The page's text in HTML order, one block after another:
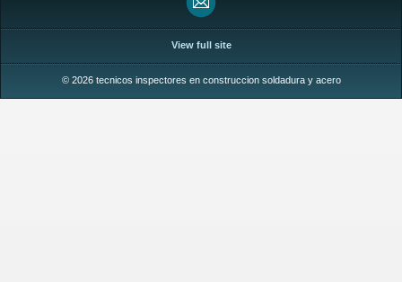
View full site
© 2026 tecnicos inspectores en construccion soldadura y acero